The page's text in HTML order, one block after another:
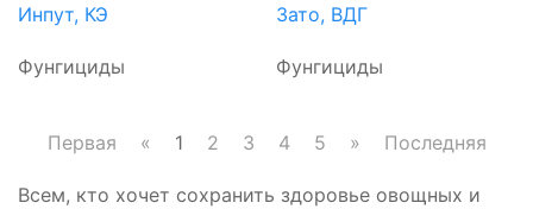
Инпут, КЭ
Фунгициды
Зато, ВДГ
Фунгициды
Первая « 1 2 3 4 5 » Последняя
Всем, кто хочет сохранить здоровье овощных и